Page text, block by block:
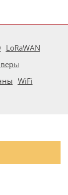
LoRaWAN
WiFi